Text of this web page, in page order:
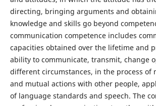
directing, bringing arguments and
knowledge and skills go beyond
communication competence includes
capacities obtained over the lifetime and
ability to communicate, transmit, change
different circumstances, in the process of
and mutual actions with other people,
of language standards and speech. The